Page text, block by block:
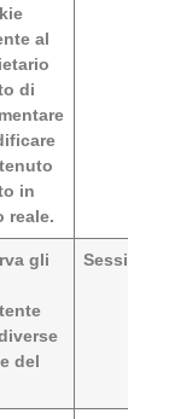
al
di
in
reale.
gli
del
Session